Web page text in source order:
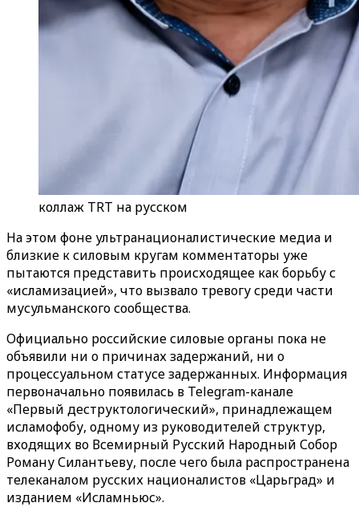
коллаж TRT на русском
На этом фоне ультранационалистические медиа и
близкие к силовым кругам комментаторы уже
пытаются представить происходящее как борьбу с
«исламизацией», что вызвало тревогу среди части
мусульманского сообщества.
Официально российские силовые органы пока не
объявили ни о причинах задержаний, ни о
процессуальном статусе задержанных. Информация
первоначально появилась в Telegram-канале
«Первый деструктологический», принадлежащем
исламофобу, одному из руководителей структур,
входящих во Всемирный Русский Народный Собор
Роману Силантьеву, после чего была распространена
телеканалом русских националистов «Царьград» и
изданием «Исламньюс».